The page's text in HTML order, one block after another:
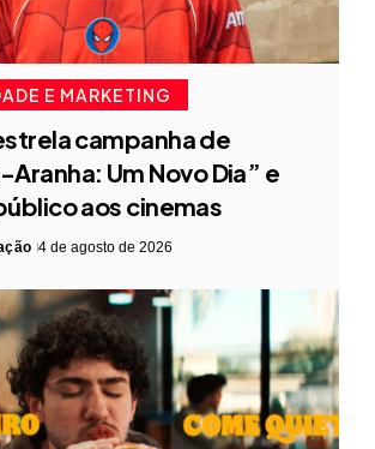
E MARKETING
campanha de
Um Novo Dia” e
aos cinemas
4 de agosto de 2026